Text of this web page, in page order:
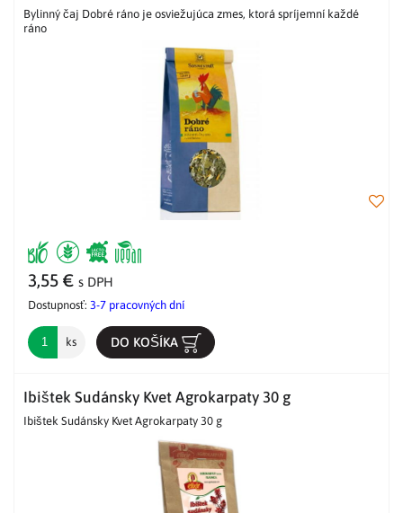
Bylinný čaj Dobré ráno je osviežujúca zmes, ktorá spríjemní každé
ráno
3,55 € s DPH
Dostupnosť: 3-7 pracovných dní
ks DO KOŠÍKA
Ibištek Sudánsky Kvet Agrokarpaty 30 g
Ibištek Sudánsky Kvet Agrokarpaty 30 g